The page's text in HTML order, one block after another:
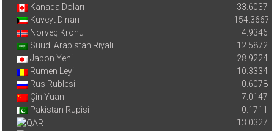
Kanada Doları
33.6037
Kuveyt Dinarı
154.3667
Norveç Kronu
4.9346
Suudi Arabistan Riyali
12.5872
Japon Yeni
28.9224
Rumen Leyi
10.3334
Rus Rublesi
0.6078
Çin Yuanı
7.0147
Pakistan Rupisi
0.1711
13.0327